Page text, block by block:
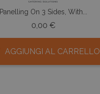
Panelling On 3 Sides, With...
0,00 €Prezzo
AGGIUNGI AL CARRELLO